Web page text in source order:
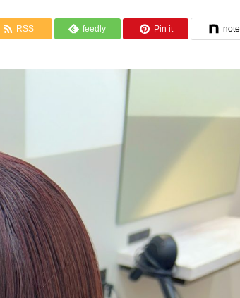
RSS feedly Pin it note